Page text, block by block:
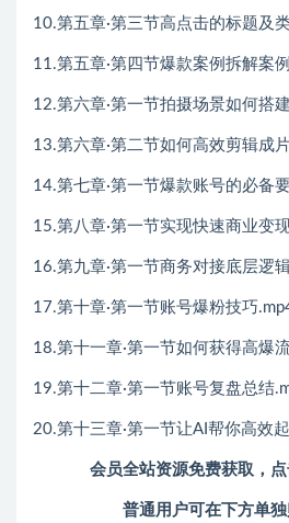
10.第五章·第三节高点击的标题及
11.第五章·第四节爆款案例拆解案
12.第六章·第一节拍摄场景如何搭
13.第六章·第二节如何高效剪辑成
14.第七章·第一节爆款账号的必备
15.第八章·第一节实现快速商业变
16.第九章·第一节商务对接底层逻
17.第十章·第一节账号爆粉技巧
18.第十一章·第一节如何获得高爆
19.第十二章·第一节账号复盘总结
20.第十三章·第一节让AI帮你高效
会员全站资源免费获取，
普通用户可在下方单独